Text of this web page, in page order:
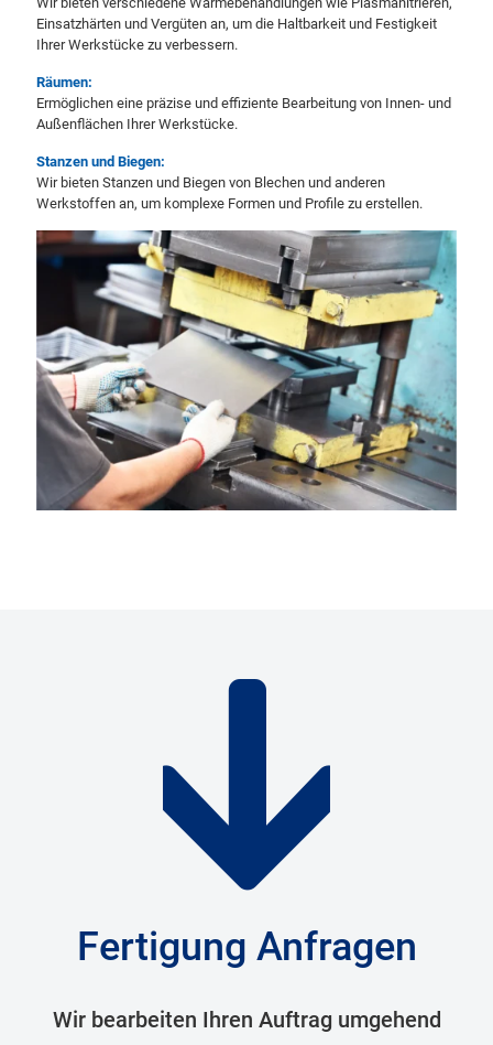
Einsatzhärten und Vergüten an, um die Haltbarkeit und Festigkeit
Ihrer Werkstücke zu verbessern.
Räumen:
Ermöglichen eine präzise und effiziente Bearbeitung von Innen- und
Außenflächen Ihrer Werkstücke.
Stanzen und Biegen:
Wir bieten Stanzen und Biegen von Blechen und anderen
Werkstoffen an, um komplexe Formen und Profile zu erstellen.
Fertigung Anfragen
Wir bearbeiten Ihren Auftrag umgehend